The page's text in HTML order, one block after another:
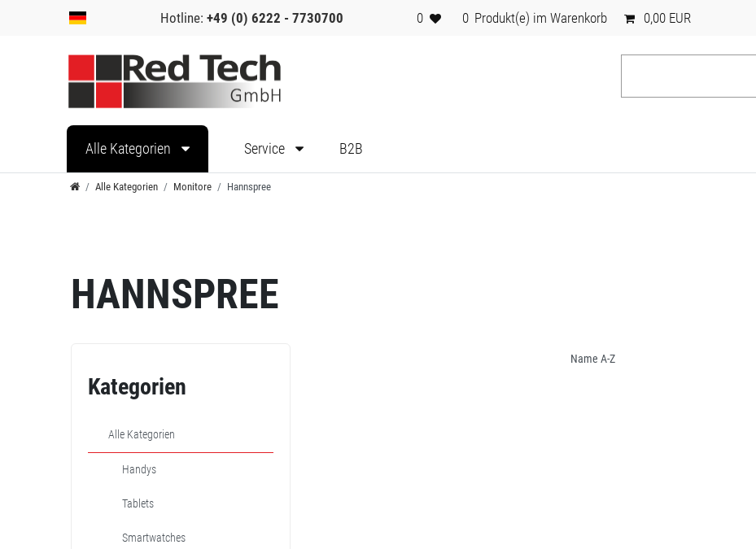
Hotline:+49 (0) 6222 - 7730700 0 0 Produkt(e) im Warenkorb 0,00 EUR
Alle Kategorien Service B2B
Alle Kategorien Monitore Hannspree
HANNSPREE
Kategorien
Alle Kategorien
Handys
Tablets
Smartwatches